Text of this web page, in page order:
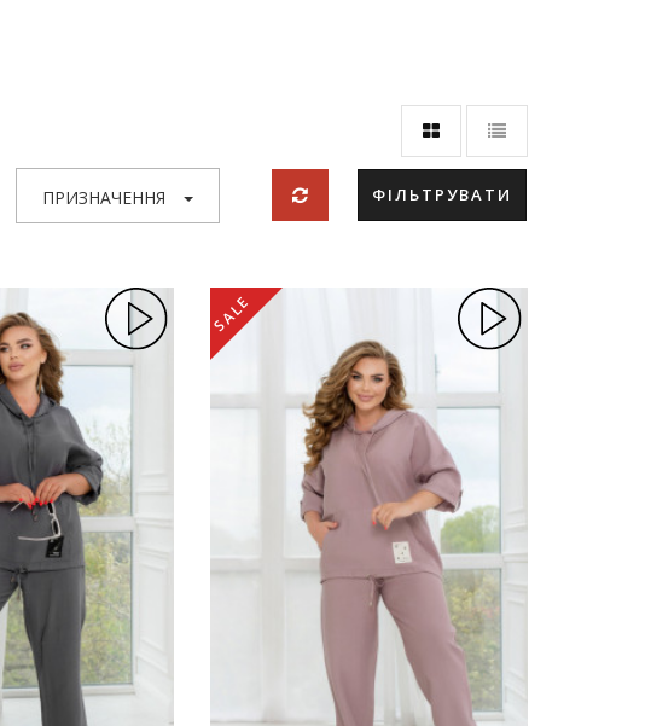
ПРИЗНАЧЕННЯ ФІЛЬТРУВАТИ
SALE